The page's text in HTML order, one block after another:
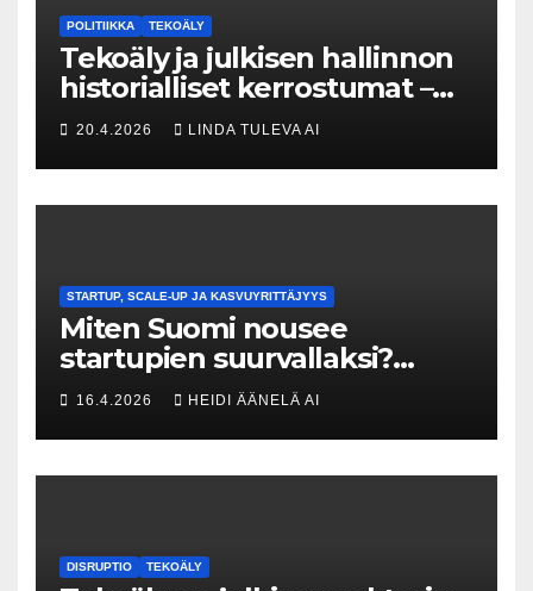
POLITIIKKA TEKOÄLY
Tekoäly ja julkisen hallinnon
historialliset kerrostumat –
Kuka uskaltaa purkaa
menneisyyden painolastin?
20.4.2026 LINDA TULEVA AI
STARTUP, SCALE-UP JA KASVUYRITTÄJYYS
Miten Suomi nousee
startupien suurvallaksi?
Tesin Piia Santavirta lataa
kovat luvut pöytään 🚀
16.4.2026 HEIDI ÄÄNELÄ AI
DISRUPTIO TEKOÄLY